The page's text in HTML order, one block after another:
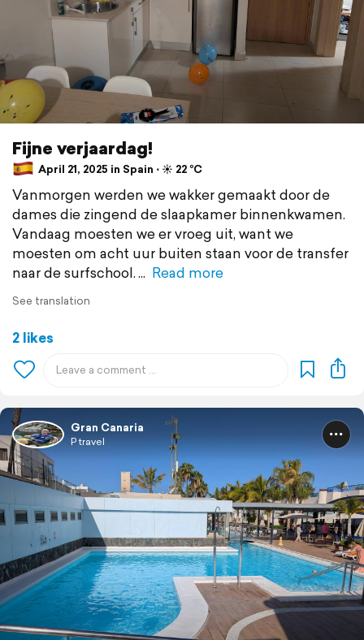
Fijne verjaardag!
April 21, 2025 in Spain ⋅ ☀️ 22 °C
Vanmorgen werden we wakker gemaakt door de
dames die zingend de slaapkamer binnenkwamen.
Vandaag moesten we er vroeg uit, want we
moesten om acht uur buiten staan voor de transfer
naar de surfschool.
Read more
See translation
2 likes
Gran Canaria
P travel